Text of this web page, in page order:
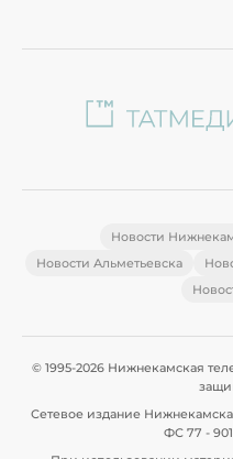
Новости
Новости Альметьевска
© 1995-2026 Нижнекамская
Сетевое издание
ФС 77 -